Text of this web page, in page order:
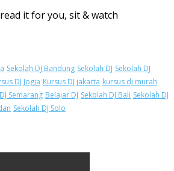
read it for you, sit & watch
Sekolah DJ Bandung Sekolah DJ Sekolah DJ
DJ Jogja Kursus DJ jakarta kursus dj murah
Semarang Belajar DJ Sekolah DJ Bali Sekolah DJ
Sekolah DJ Solo